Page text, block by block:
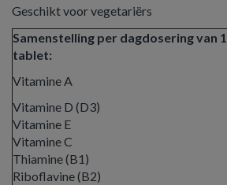
Geschikt voor vegetariërs
Samenstelling per dagdosering van 1
tablet:
Vitamine A
Vitamine D (D3)
Vitamine E
Vitamine C
Thiamine (B1)
Riboflavine (B2)